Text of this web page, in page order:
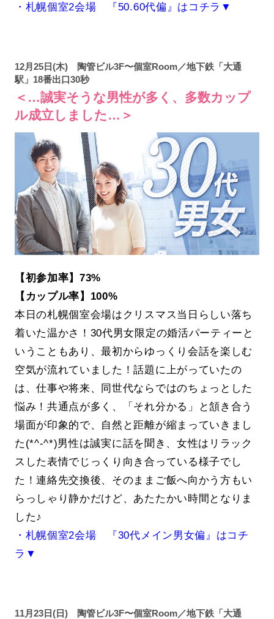
・札幌個室2会場 『50.60代偏』はコチラ▼
12月25日(木) 陶管ビル3F〜個室Room／地下鉄「大通
駅」18番出口30秒
＜…誠実そうな男性が多く、多数カップ
ル成立しました…＞
【初参加率】73%
【カップル率】100%
本日の札幌個室会場はクリスマス当日らしい落ち
着いた温かさ！30代男女限定の婚活パーティーと
いうこともあり、最初からゆっくり会話を楽しむ
空気が流れていました！話題に上がっていたの
は、仕事や将来、同世代ならではのちょっとした
悩み！共通点が多く、「それ分かる」と頷き合う
場面が印象的で、自然と距離が縮まっていきまし
た(*^-^*)男性は誠実に話を聞き、女性はリラック
スした表情でじっくり向き合っている様子でし
た！連絡先交換後、そのままご飯へ向かう方もい
らっしゃり静かだけど、あたたかい時間となりま
した♪
・札幌個室2会場 『30代メイン男女偏』はコチ
ラ▼
11月23日(日) 陶管ビル3F〜個室Room／地下鉄「大通